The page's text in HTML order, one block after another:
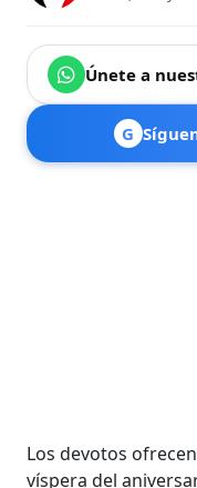
Únete a
G
Los devotos
víspera del